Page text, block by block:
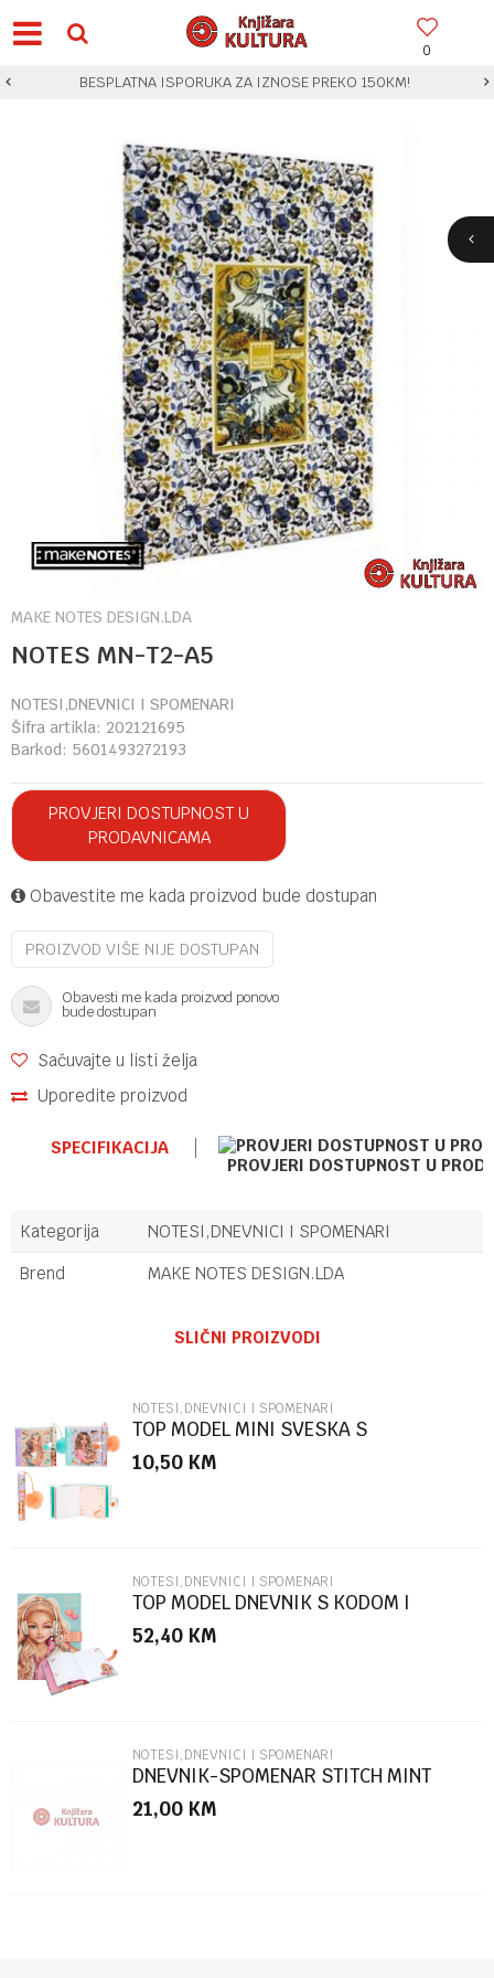
0
BESPLATNA ISPORUKA ZA IZNOSE PREKO 150KM!
MAKE NOTES DESIGN.LDA
NOTES MN-T2-A5
NOTESI,DNEVNICI I SPOMENARI
Šifra artikla: 202121695
Barkod: 5601493272193
PROVJERI DOSTUPNOST U
PRODAVNICAMA
Obavestite me kada proizvod bude dostupan
PROIZVOD VIŠE NIJE DOSTUPAN
Obavesti me kada proizvod ponovo
bude dostupan
Sačuvajte u listi želja
Uporedite proizvod
SPECIFIKACIJA
PROVJERI DOSTUPNOST U
Kategorija
NOTESI,DNEVNICI I SPOMENARI
Brend
MAKE NOTES DESIGN.LDA
Poruka
POŠALJI
SLIČNI PROIZVODI
NOTESI,DNEVNICI I SPOMENARI
TOP MODEL MINI SVESKA S
HEM.OL.SUNNY DOG
10,50 KM
NOTESI,DNEVNICI I SPOMENARI
TOP MODEL DNEVNIK S KODOM I
ZVUKOM
52,40 KM
NOTESI,DNEVNICI I SPOMENARI
DNEVNIK-SPOMENAR STITCH MINT
ALOHA A5 96SHEETS 83329
21,00 KM